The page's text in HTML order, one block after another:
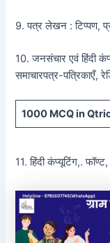
9. पत्र लेखन : टिप्पण,
10. जनसंचार एवं हिंदी
समाचारपत्र-पत्रिकाएँ,
1000 MCQin
11. हिंदी कंप्यूटिंग,.